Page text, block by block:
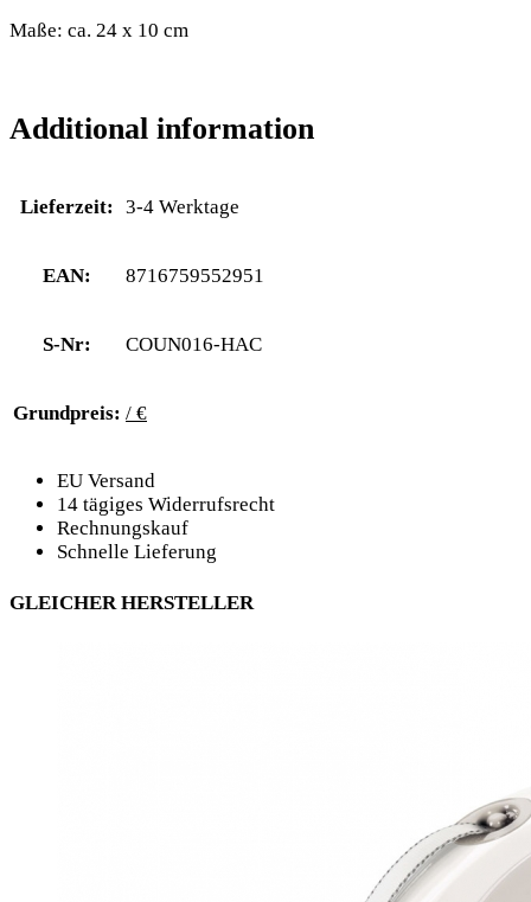
Maße: ca. 24 x 10 cm
Additional information
Lieferzeit: 3-4 Werktage
EAN: 8716759552951
S-Nr: COUN016-HAC
Grundpreis: / €
EU Versand
14 tägiges Widerrufsrecht
Rechnungskauf
Schnelle Lieferung
GLEICHER HERSTELLER